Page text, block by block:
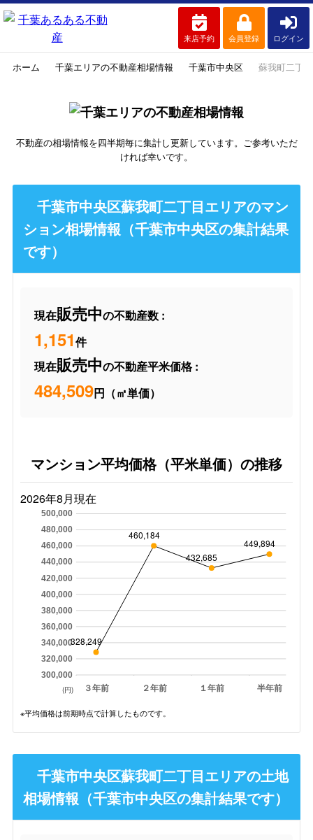
来店予約 会員登録 ログイン
ホーム 千葉エリアの不動産相場情報 千葉市中央区 蘇我町二丁目
不動産の相場情報を四半期毎に集計し更新しています。ご参考いただ
ければ幸いです。
千葉市中央区蘇我町二丁目エリアのマン
ション相場情報（千葉市中央区の集計結果
です）
現在販売中の不動産数 :
1,151件
現在販売中の不動産平米価格 :
484,509円（㎡単価）
マンション平均価格（平米単価）の推移
2026年8月現在
３年前 ２年前 １年前 半年前
300,000
320,000
340,000
360,000
380,000
400,000
420,000
440,000
460,000
480,000
500,000
328,249
460,184
432,685
449,894
(円)
※平均価格は前期時点で計算したものです。
千葉市中央区蘇我町二丁目エリアの土地
相場情報（千葉市中央区の集計結果です）